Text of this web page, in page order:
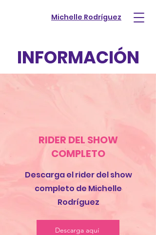
Michelle Rodríguez
INFORMACIÓN
RIDER DEL SHOW
COMPLETO
Descarga el rider del show
completo de Michelle
Rodríguez
Descarga aquí